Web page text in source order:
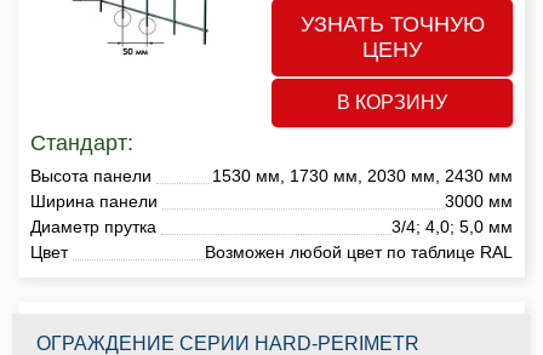
УЗНАТЬ ТОЧНУЮ
ЦЕНУ
В КОРЗИНУ
Стандарт:
Высота панели
1530 мм, 1730 мм, 2030 мм, 2430 мм
Ширина панели
3000 мм
Диаметр прутка
3/4; 4,0; 5,0 мм
Цвет
Возможен любой цвет по таблице RAL
ОГРАЖДЕНИЕ СЕРИИ HARD-PERIMETR